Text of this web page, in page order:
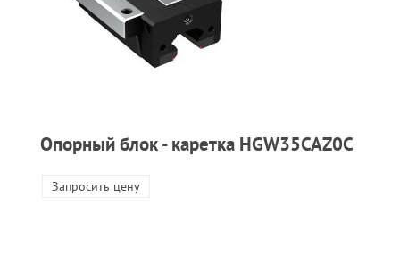
Опорный блок - каретка HGW35CAZ0C
Запросить цену